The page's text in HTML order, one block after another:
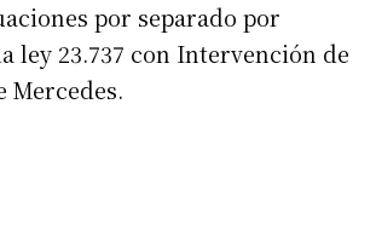
por separado por
ley 23.737 con Intervención de
Mercedes.